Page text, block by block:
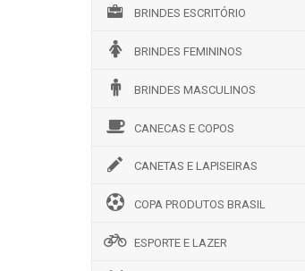
BRINDES ESCRITÓRIO
BRINDES FEMININOS
BRINDES MASCULINOS
CANECAS E COPOS
CANETAS E LAPISEIRAS
COPA PRODUTOS BRASIL
ESPORTE E LAZER